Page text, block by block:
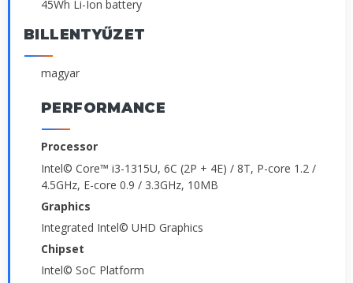
45Wh Li-Ion battery
BILLENTYŰZET
magyar
PERFORMANCE
Processor
Intel© Core™ i3-1315U, 6C (2P + 4E) / 8T, P-core 1.2 /
4.5GHz, E-core 0.9 / 3.3GHz, 10MB
Graphics
Integrated Intel© UHD Graphics
Chipset
Intel© SoC Platform